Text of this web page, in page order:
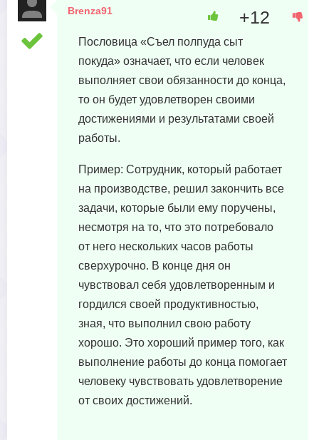
Brenza91
Пословица «Съел полпуда сыт
покуда» означает, что если человек
выполняет свои обязанности до конца,
то он будет удовлетворен своими
достижениями и результатами своей
работы.
Пример: Сотрудник, который работает
на производстве, решил закончить все
задачи, которые были ему поручены,
несмотря на то, что это потребовало
от него нескольких часов работы
сверхурочно. В конце дня он
чувствовал себя удовлетворенным и
гордился своей продуктивностью,
зная, что выполнил свою работу
хорошо. Это хороший пример того, как
выполнение работы до конца помогает
человеку чувствовать удовлетворение
от своих достижений.
+12